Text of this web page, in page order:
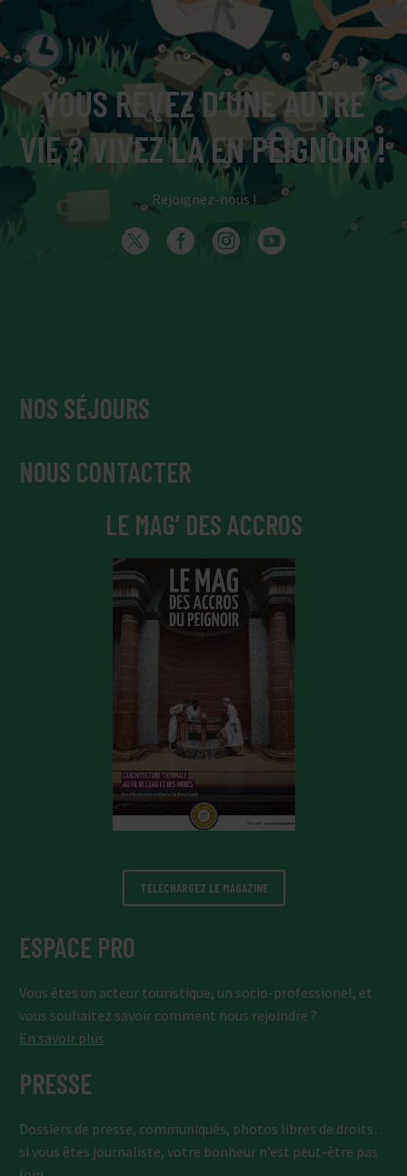
VOUS RÊVEZ D’UNE AUTRE
VIE ? VIVEZ LA EN PEIGNOIR !
Rejoignez-nous !
NOS SÉJOURS
NOUS CONTACTER
LE MAG’ DES ACCROS
TÉLÉCHARGEZ LE MAGAZINE
ESPACE PRO
Vous êtes un acteur touristique, un socio-professionel, et
vous souhaitez savoir comment nous rejoindre ?
En savoir plus
PRESSE
Dossiers de presse, communiqués, photos libres de droits…
si vous êtes journaliste, votre bonheur n’est peut-être pas